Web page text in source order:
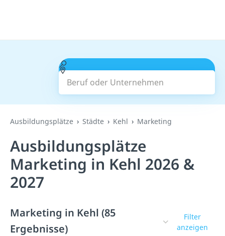
Beruf oder Unternehmen
Suchen
Ausbildungsplätze Städte Kehl Marketing
Ausbildungsplätze
Marketing in Kehl 2026 &
2027
Marketing in Kehl (85
Ergebnisse)
Filter
anzeigen